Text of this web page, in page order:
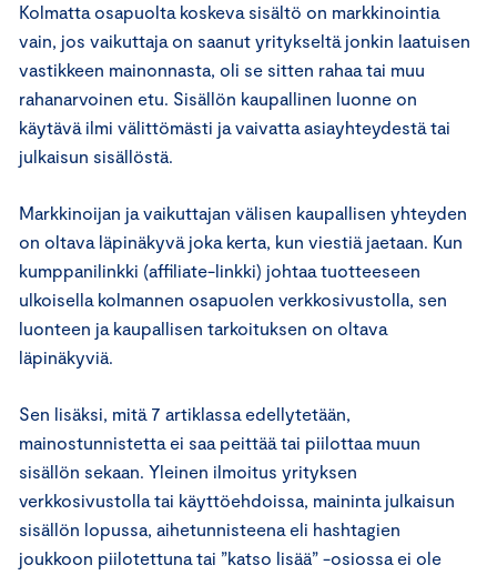
Kolmatta osapuolta koskeva sisältö on markkinointia
vain, jos vaikuttaja on saanut yritykseltä jonkin laatuisen
vastikkeen mainonnasta, oli se sitten rahaa tai muu
rahanarvoinen etu. Sisällön kaupallinen luonne on
käytävä ilmi välittömästi ja vaivatta asiayhteydestä tai
julkaisun sisällöstä.
Markkinoijan ja vaikuttajan välisen kaupallisen yhteyden
on oltava läpinäkyvä joka kerta, kun viestiä jaetaan. Kun
kumppanilinkki (affiliate-linkki) johtaa tuotteeseen
ulkoisella kolmannen osapuolen verkkosivustolla, sen
luonteen ja kaupallisen tarkoituksen on oltava
läpinäkyviä.
Sen lisäksi, mitä 7 artiklassa edellytetään,
mainostunnistetta ei saa peittää tai piilottaa muun
sisällön sekaan. Yleinen ilmoitus yrityksen
verkkosivustolla tai käyttöehdoissa, maininta julkaisun
sisällön lopussa, aihetunnisteena eli hashtagien
joukkoon piilotettuna tai ”katso lisää” -osiossa ei ole